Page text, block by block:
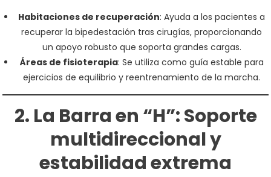
Habitaciones de recuperación: Ayuda a los pacientes a
recuperar la bipedestación tras cirugías, proporcionando
un apoyo robusto que soporta grandes cargas.
Áreas de fisioterapia: Se utiliza como guía estable para
ejercicios de equilibrio y reentrenamiento de la marcha.
2. La Barra en “H”: Soporte
multidireccional y
estabilidad extrema